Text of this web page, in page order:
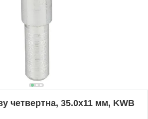
четвертна, 35.0х11 мм, KWB